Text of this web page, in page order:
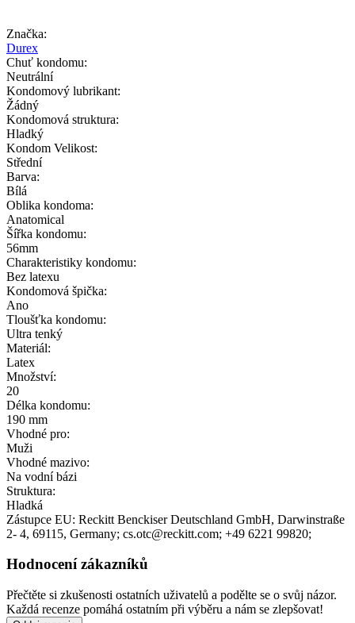
Značka:
Durex
Chuť kondomu:
Neutrální
Kondomový lubrikant:
Žádný
Kondomová struktura:
Hladký
Kondom Velikost:
Střední
Barva:
Bílá
Oblika kondoma:
Anatomical
Šířka kondomu:
56mm
Charakteristiky kondomu:
Bez latexu
Kondomová špička:
Ano
Tloušťka kondomu:
Ultra tenký
Materiál:
Latex
Množství:
20
Délka kondomu:
190 mm
Vhodné pro:
Muži
Vhodné mazivo:
Na vodní bázi
Struktura:
Hladká
Zástupce EU: Reckitt Benckiser Deutschland GmbH, Darwinstraße
2- 4, 69115, Germany; cs.otc@reckitt.com; +49 6221 99820;
Hodnocení zákazníků
Přečtěte si zkušenosti ostatních uživatelů a podělte se o svůj názor.
Každá recenze pomáhá ostatním při výběru a nám se zlepšovat!